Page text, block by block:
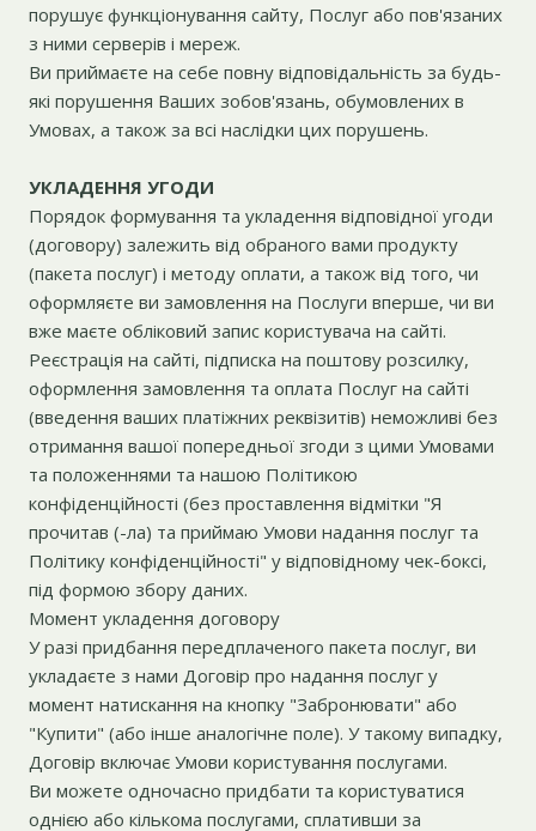
порушує функціонування сайту, Послуг або пов'язаних
з ними серверів і мереж.
Ви приймаєте на себе повну відповідальність за будь-
які порушення Ваших зобов'язань, обумовлених в
Умовах, а також за всі наслідки цих порушень.
УКЛАДЕННЯ УГОДИ
Порядок формування та укладення відповідної угоди
(договору) залежить від обраного вами продукту
(пакета послуг) і методу оплати, а також від того, чи
оформляєте ви замовлення на Послуги вперше, чи ви
вже маєте обліковий запис користувача на сайті.
Реєстрація на сайті, підписка на поштову розсилку,
оформлення замовлення та оплата Послуг на сайті
(введення ваших платіжних реквізитів) неможливі без
отримання вашої попередньої згоди з цими Умовами
та положеннями та нашою Політикою
конфіденційності (без проставлення відмітки "Я
прочитав (-ла) та приймаю Умови надання послуг та
Політику конфіденційності" у відповідному чек-боксі,
під формою збору даних.
Момент укладення договору
У разі придбання передплаченого пакета послуг, ви
укладаєте з нами Договір про надання послуг у
момент натискання на кнопку "Забронювати" або
"Купити" (або інше аналогічне поле). У такому випадку,
Договір включає Умови користування послугами.
Ви можете одночасно придбати та користуватися
однією або кількома послугами, сплативши за